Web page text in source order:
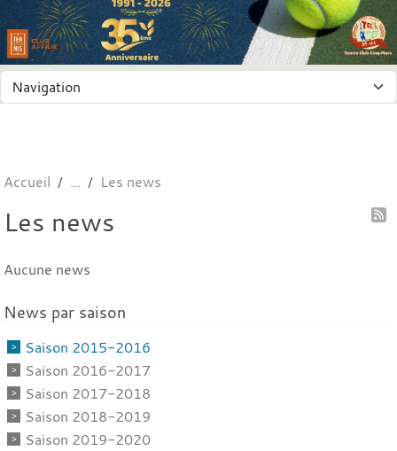
Accueil Les news
Les news
Aucune news
News par saison
Saison 2015-2016
Saison 2016-2017
Saison 2017-2018
Saison 2018-2019
Saison 2019-2020
Panneau de gestion des cookies